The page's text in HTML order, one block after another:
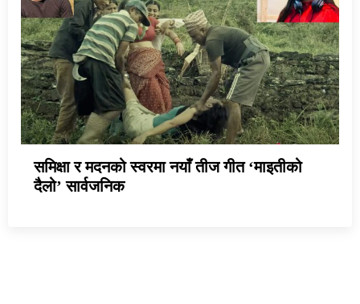
समिक्षा र मदनको स्वरमा नयाँ तीज गीत ‘माइतीको
दैलो’ सार्वजनिक